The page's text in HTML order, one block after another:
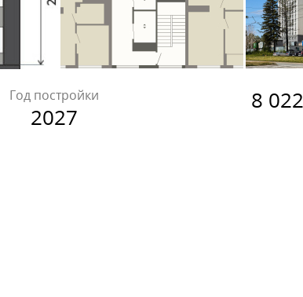
Год постройки
2027
8